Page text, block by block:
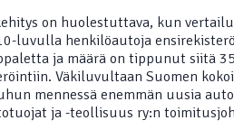
on huolestuttava, kun
luvulla henkilöautoja
ja määrä on tippunut siitä
Väkiluvultaan Suomen
mennessä enemmän uusia
ja -teollisuus ry:n